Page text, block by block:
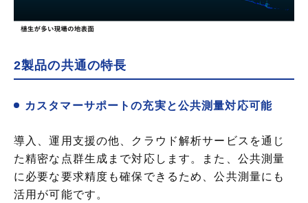
2製品の共通の特長
カスタマーサポートの充実と公共測量対応可能
導入、運用支援の他、クラウド解析サービスを通じ
た精密な点群生成まで対応します。また、公共測量
に必要な要求精度も確保できるため、公共測量にも
活用が可能です。